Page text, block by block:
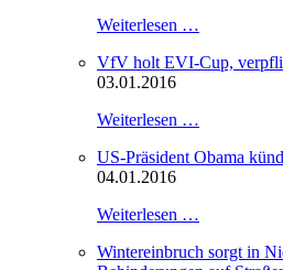
Weiterlesen …
VfV holt EVI-Cup,
03.01.2016
Weiterlesen …
US-Präsident Obama
04.01.2016
Weiterlesen …
Wintereinbruch sorgt in